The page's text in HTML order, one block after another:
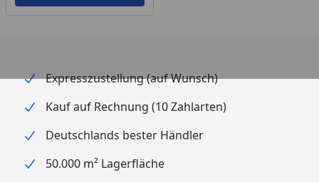
Expresszustellung (auf Wunsch)
Kauf auf Rechnung (10 Zahlarten)
Deutschlands bester Händler
50.000 m² Lagerfläche